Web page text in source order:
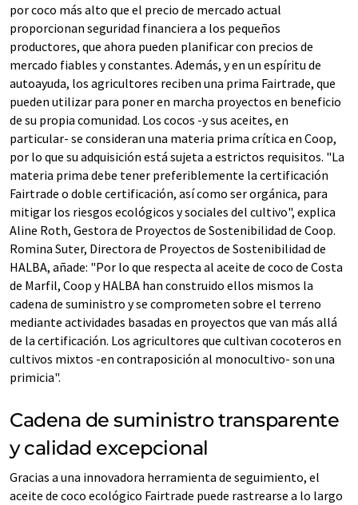
por coco más alto que el precio de mercado actual
proporcionan seguridad financiera a los pequeños
productores, que ahora pueden planificar con precios de
mercado fiables y constantes. Además, y en un espíritu de
autoayuda, los agricultores reciben una prima Fairtrade, que
pueden utilizar para poner en marcha proyectos en beneficio
de su propia comunidad. Los cocos -y sus aceites, en
particular- se consideran una materia prima crítica en Coop,
por lo que su adquisición está sujeta a estrictos requisitos. "La
materia prima debe tener preferiblemente la certificación
Fairtrade o doble certificación, así como ser orgánica, para
mitigar los riesgos ecológicos y sociales del cultivo", explica
Aline Roth, Gestora de Proyectos de Sostenibilidad de Coop.
Romina Suter, Directora de Proyectos de Sostenibilidad de
HALBA, añade: "Por lo que respecta al aceite de coco de Costa
de Marfil, Coop y HALBA han construido ellos mismos la
cadena de suministro y se comprometen sobre el terreno
mediante actividades basadas en proyectos que van más allá
de la certificación. Los agricultores que cultivan cocoteros en
cultivos mixtos -en contraposición al monocultivo- son una
primicia".
Cadena de suministro transparente
y calidad excepcional
Gracias a una innovadora herramienta de seguimiento, el
aceite de coco ecológico Fairtrade puede rastrearse a lo largo